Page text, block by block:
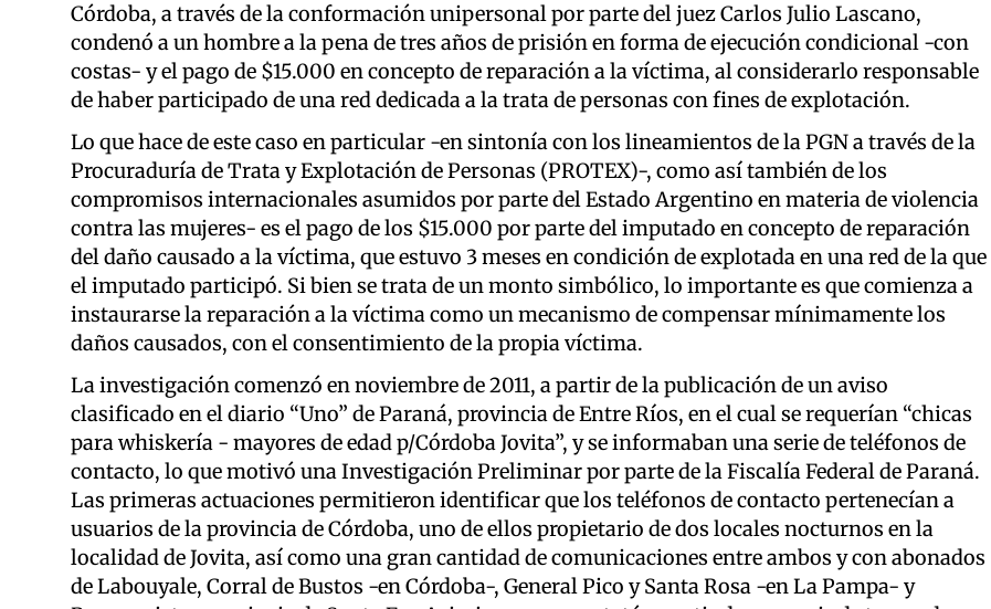
Córdoba, a través de la conformación unipersonal por parte del juez Carlos Julio Lascano,
condenó a un hombre a la pena de tres años de prisión en forma de ejecución condicional -con
costas- y el pago de $15.000 en concepto de reparación a la víctima, al considerarlo responsable
de haber participado de una red dedicada a la trata de personas con fines de explotación.
Lo que hace de este caso en particular -en sintonía con los lineamientos de la PGN a través de la
Procuraduría de Trata y Explotación de Personas (PROTEX)-, como así también de los
compromisos internacionales asumidos por parte del Estado Argentino en materia de violencia
contra las mujeres- es el pago de los $15.000 por parte del imputado en concepto de reparación
del daño causado a la víctima, que estuvo 3 meses en condición de explotada en una red de la que
el imputado participó. Si bien se trata de un monto simbólico, lo importante es que comienza a
instaurarse la reparación a la víctima como un mecanismo de compensar mínimamente los
daños causados, con el consentimiento de la propia víctima.
La investigación comenzó en noviembre de 2011, a partir de la publicación de un aviso
clasificado en el diario “Uno” de Paraná, provincia de Entre Ríos, en el cual se requerían “chicas
para whiskería - mayores de edad p/Córdoba Jovita”, y se informaban una serie de teléfonos de
contacto, lo que motivó una Investigación Preliminar por parte de la Fiscalía Federal de Paraná.
Las primeras actuaciones permitieron identificar que los teléfonos de contacto pertenecían a
usuarios de la provincia de Córdoba, uno de ellos propietario de dos locales nocturnos en la
localidad de Jovita, así como una gran cantidad de comunicaciones entre ambos y con abonados
de Labouyale, Corral de Bustos -en Córdoba-, General Pico y Santa Rosa -en La Pampa- y